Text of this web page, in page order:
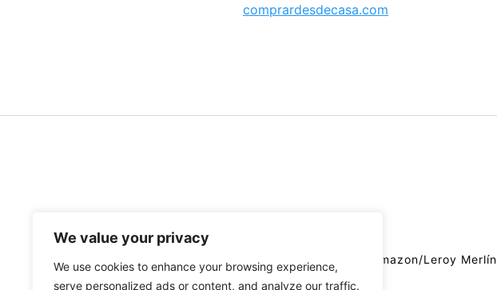
We value your privacy
We use cookies to enhance your browsing experience,
serve personalized ads or content, and analyze our traffic.
comprardesdecasa.com
Pago seguro a través de Amazon/Leroy Merlín